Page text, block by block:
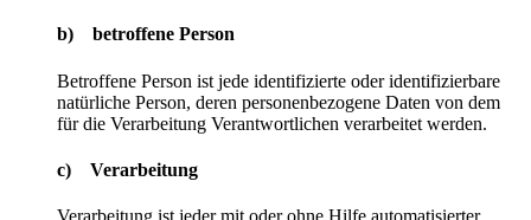
b) betroffene Person
Betroffene Person ist jede identifizierte oder identifizierbare
natürliche Person, deren personenbezogene Daten von dem
für die Verarbeitung Verantwortlichen verarbeitet werden.
c) Verarbeitung